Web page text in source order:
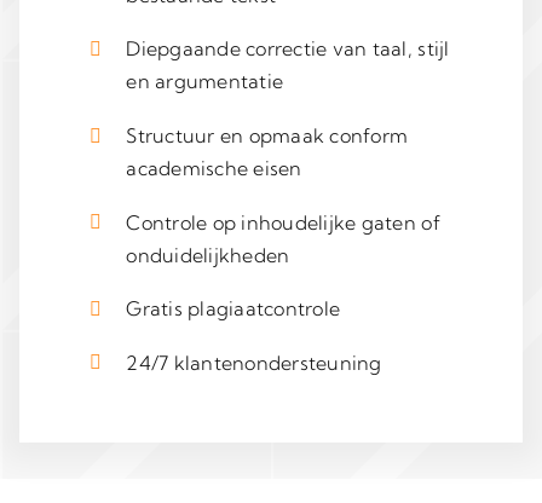
Diepgaande correctie van taal, stijl
en argumentatie
Structuur en opmaak conform
academische eisen
Controle op inhoudelijke gaten of
onduidelijkheden
Gratis plagiaatcontrole
24/7 klantenondersteuning